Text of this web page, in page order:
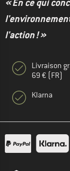
« En ce qui
l'action ! »
Livraison
69 € (FR)
Klarna